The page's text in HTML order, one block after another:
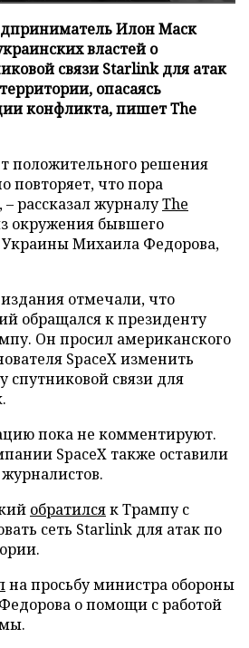
Илон Маск
властей о
связи Starlink для атак
опасаясь
конфликта, пишет The
положительного решения
повторяет, что пора
рассказал журналуThe
окружения бывшего
Михаила Федорова,
отмечали, что
обращался к президенту
Он просил американского
SpaceX изменить
спутниковой связи для
пока не комментируют.
SpaceX также оставили
обратилсяк Трампу с
сеть Starlink для атак по
на просьбу министра обороны
о помощи с работой